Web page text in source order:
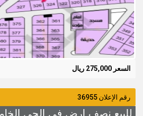
السعر 275,000 ريال
رقم الإعلان 36955
للبيع نصف ارض في الحي